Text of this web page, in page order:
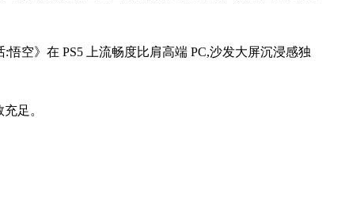
空》在 PS5 上流畅度比肩高端 PC,沙发大屏沉浸感独
足。